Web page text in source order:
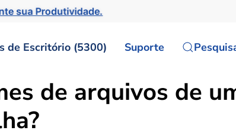
sua Produtividade.
de Escritório (5300) Suporte
de arquivos de